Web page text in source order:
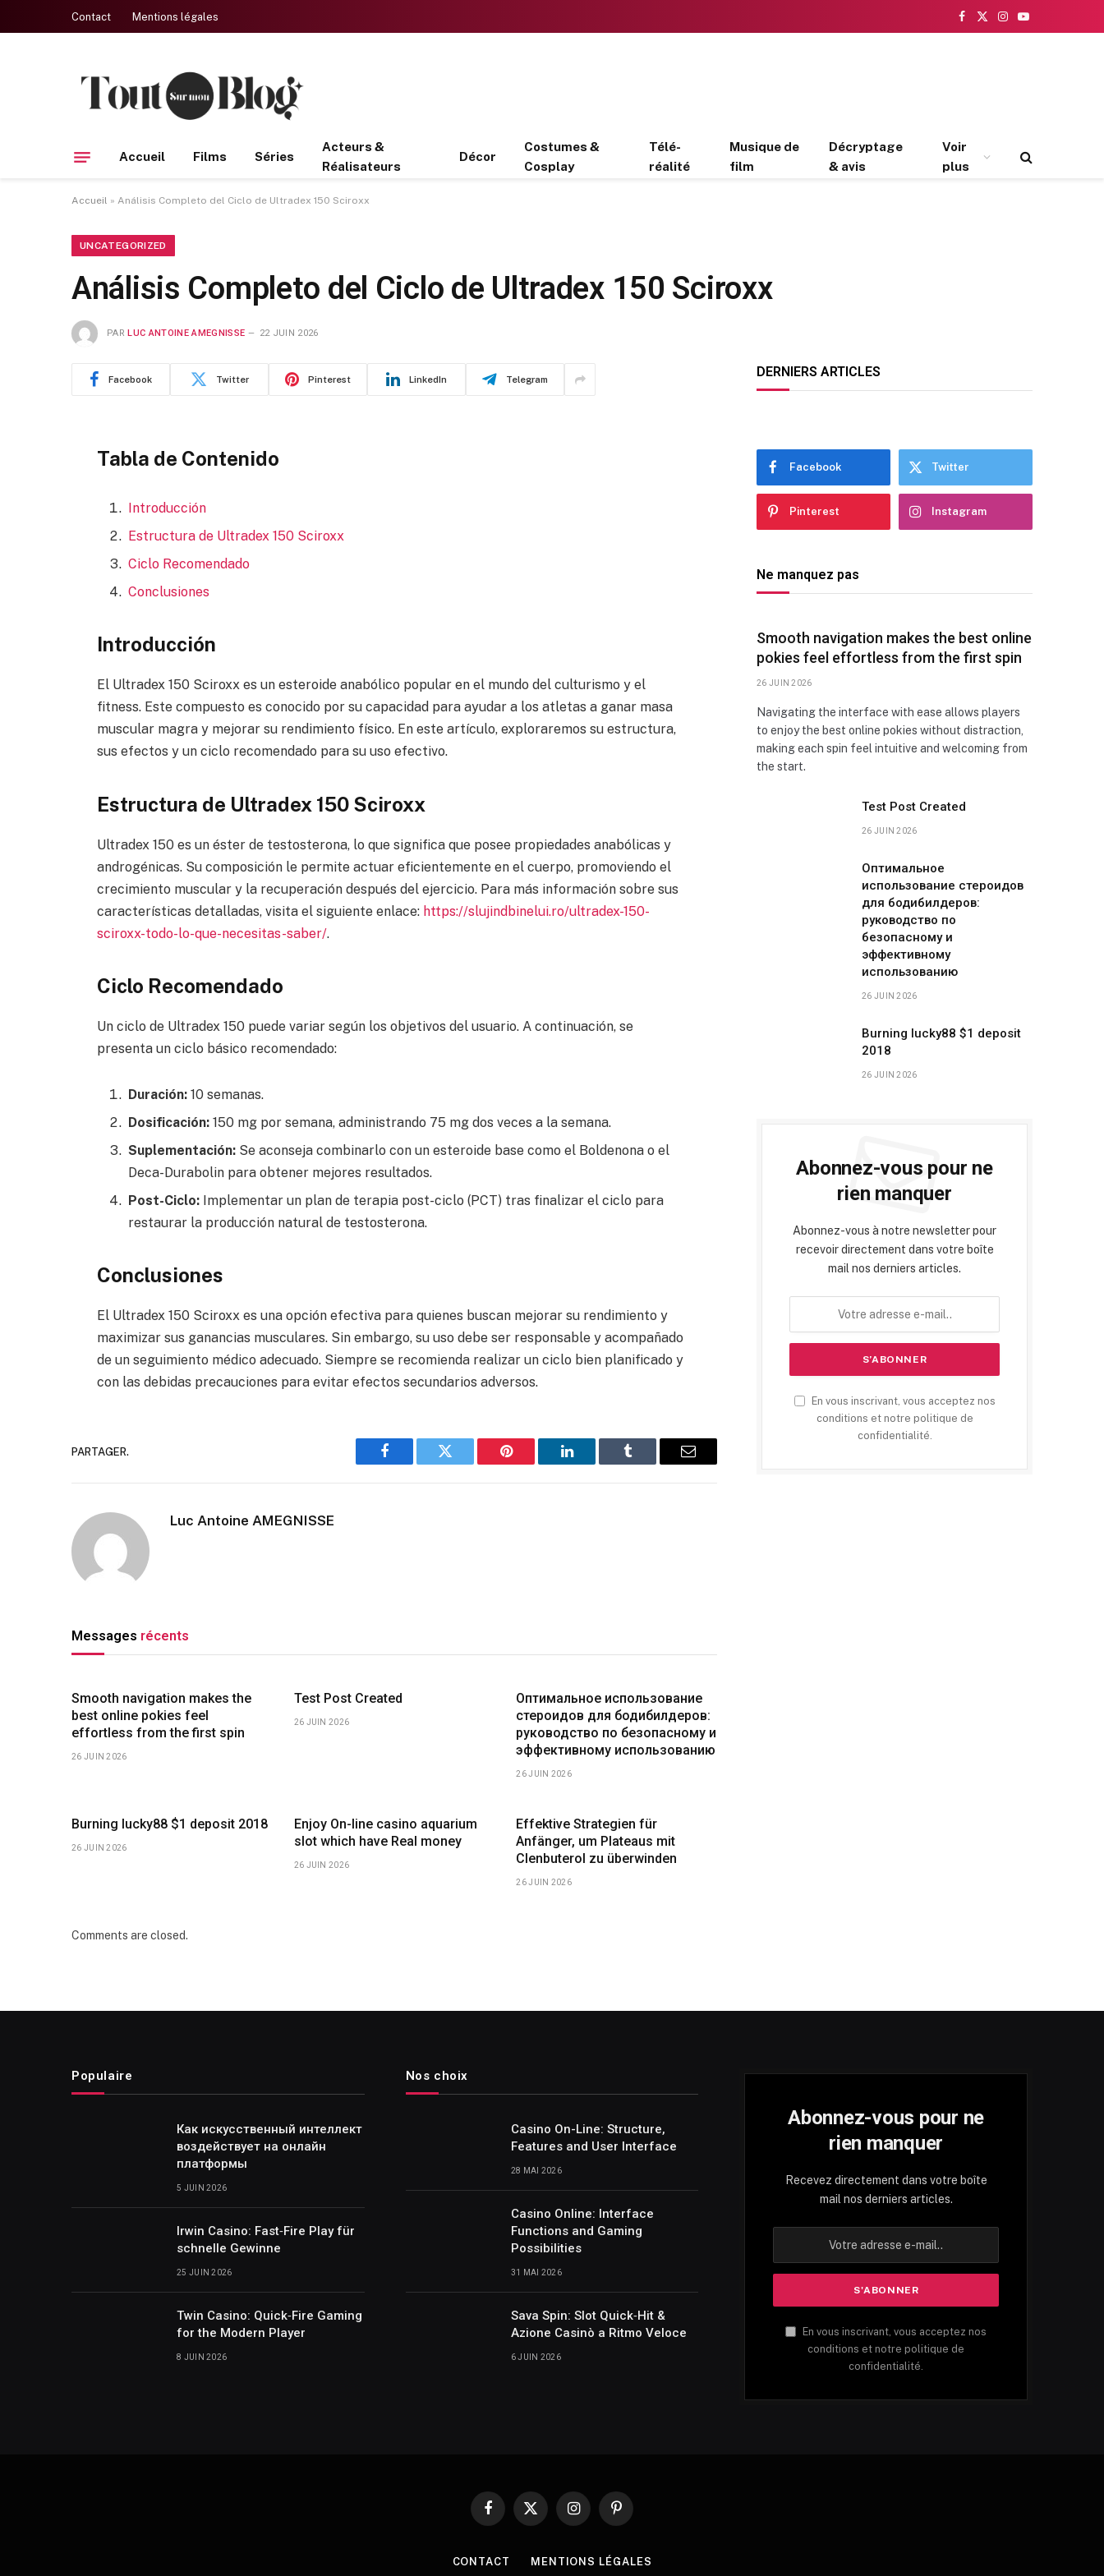
Contact Mentions légales
Facebook
X
Instagram
YouTube
Accueil Films Séries
Acteurs &
Réalisateurs
Décor
Costumes &
Cosplay
Télé-
réalité
Musique de
film
Décryptage
& avis
Voir
plus
Accueil » Análisis Completo del Ciclo de Ultradex 150 Sciroxx
UNCATEGORIZED
Análisis Completo del Ciclo de Ultradex 150 Sciroxx
PAR LUC ANTOINE AMEGNISSE 22 JUIN 2026
Facebook Twitter Pinterest LinkedIn Telegram
Tabla de Contenido
Introducción
Estructura de Ultradex 150 Sciroxx
Ciclo Recomendado
Conclusiones
Introducción
El Ultradex 150 Sciroxx es un esteroide anabólico popular en el mundo del culturismo y el
fitness. Este compuesto es conocido por su capacidad para ayudar a los atletas a ganar masa
muscular magra y mejorar su rendimiento físico. En este artículo, exploraremos su estructura,
sus efectos y un ciclo recomendado para su uso efectivo.
Estructura de Ultradex 150 Sciroxx
Ultradex 150 es un éster de testosterona, lo que significa que posee propiedades anabólicas y
androgénicas. Su composición le permite actuar eficientemente en el cuerpo, promoviendo el
crecimiento muscular y la recuperación después del ejercicio. Para más información sobre sus
características detalladas, visita el siguiente enlace: https://slujindbinelui.ro/ultradex-150-
sciroxx-todo-lo-que-necesitas-saber/.
Ciclo Recomendado
Un ciclo de Ultradex 150 puede variar según los objetivos del usuario. A continuación, se
presenta un ciclo básico recomendado:
Duración:10 semanas.
Dosificación:150 mg por semana, administrando 75 mg dos veces a la semana.
Suplementación:Se aconseja combinarlo con un esteroide base como el Boldenona o el
Deca-Durabolin para obtener mejores resultados.
Post-Ciclo:Implementar un plan de terapia post-ciclo (PCT) tras finalizar el ciclo para
restaurar la producción natural de testosterona.
Conclusiones
El Ultradex 150 Sciroxx es una opción efectiva para quienes buscan mejorar su rendimiento y
maximizar sus ganancias musculares. Sin embargo, su uso debe ser responsable y acompañado
de un seguimiento médico adecuado. Siempre se recomienda realizar un ciclo bien planificado y
con las debidas precauciones para evitar efectos secundarios adversos.
PARTAGER.
Facebook Twitter Pinterest LinkedIn Tumblr Email
Luc Antoine AMEGNISSE
Messages récents
Smooth navigation makes the
best online pokies feel
effortless from the first spin
26 JUIN 2026
Test Post Created
26 JUIN 2026
Оптимальное использование
стероидов для бодибилдеров:
руководство по безопасному и
эффективному использованию
26 JUIN 2026
Burning lucky88 $1 deposit 2018
26 JUIN 2026
Enjoy On-line casino aquarium
slot which have Real money
26 JUIN 2026
Effektive Strategien für
Anfänger, um Plateaus mit
Clenbuterol zu überwinden
26 JUIN 2026
Comments are closed.
DERNIERS ARTICLES
Facebook Twitter
Pinterest Instagram
Ne manquez pas
Smooth navigation makes the best online
pokies feel effortless from the first spin
26 JUIN 2026
Navigating the interface with ease allows players
to enjoy the best online pokies without distraction,
making each spin feel intuitive and welcoming from
the start.
Test Post Created
26 JUIN 2026
Оптимальное
использование стероидов
для бодибилдеров:
руководство по
безопасному и
эффективному
использованию
26 JUIN 2026
Burning lucky88 $1 deposit
2018
26 JUIN 2026
Abonnez-vous pour ne
rien manquer
Abonnez-vous à notre newsletter pour
recevoir directement dans votre boîte
mail nos derniers articles.
En vous inscrivant, vous acceptez nos
conditions et notre politique de
confidentialité.
Populaire
Как искусственный интеллект
воздействует на онлайн
платформы
5 JUIN 2026
Irwin Casino: Fast‑Fire Play für
schnelle Gewinne
25 JUIN 2026
Twin Casino: Quick‑Fire Gaming
for the Modern Player
8 JUIN 2026
Nos choix
Casino On-Line: Structure,
Features and User Interface
28 MAI 2026
Casino Online: Interface
Functions and Gaming
Possibilities
31 MAI 2026
Sava Spin: Slot Quick‑Hit &
Azione Casinò a Ritmo Veloce
6 JUIN 2026
Abonnez-vous pour ne
rien manquer
Recevez directement dans votre boîte
mail nos derniers articles.
En vous inscrivant, vous acceptez nos
conditions et notre politique de
confidentialité.
Facebook
X
InstagramPinterest
CONTACT MENTIONS LÉGALES